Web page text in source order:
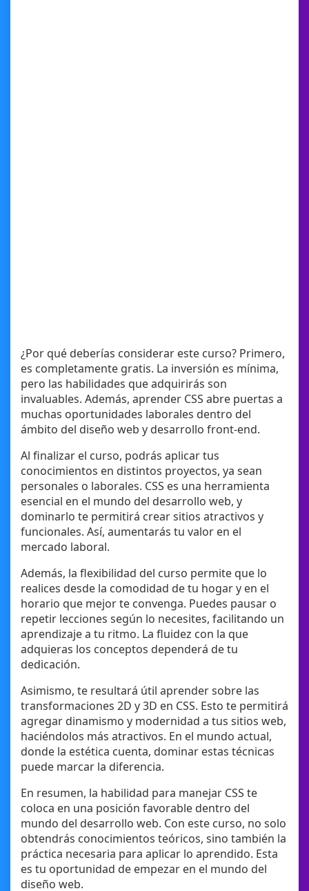
¿Por qué deberías considerar este curso? Primero,
es completamente gratis. La inversión es mínima,
pero las habilidades que adquirirás son
invaluables. Además, aprender CSS abre puertas a
muchas oportunidades laborales dentro del
ámbito del diseño web y desarrollo front-end.
Al finalizar el curso, podrás aplicar tus
conocimientos en distintos proyectos, ya sean
personales o laborales. CSS es una herramienta
esencial en el mundo del desarrollo web, y
dominarlo te permitirá crear sitios atractivos y
funcionales. Así, aumentarás tu valor en el
mercado laboral.
Además, la flexibilidad del curso permite que lo
realices desde la comodidad de tu hogar y en el
horario que mejor te convenga. Puedes pausar o
repetir lecciones según lo necesites, facilitando un
aprendizaje a tu ritmo. La fluidez con la que
adquieras los conceptos dependerá de tu
dedicación.
Asimismo, te resultará útil aprender sobre las
transformaciones 2D y 3D en CSS. Esto te permitirá
agregar dinamismo y modernidad a tus sitios web,
haciéndolos más atractivos. En el mundo actual,
donde la estética cuenta, dominar estas técnicas
puede marcar la diferencia.
En resumen, la habilidad para manejar CSS te
coloca en una posición favorable dentro del
mundo del desarrollo web. Con este curso, no solo
obtendrás conocimientos teóricos, sino también la
práctica necesaria para aplicar lo aprendido. Esta
es tu oportunidad de empezar en el mundo del
diseño web.